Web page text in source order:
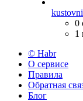
0
1
© Habr
О сервисе
Правила
Обратная
Блог